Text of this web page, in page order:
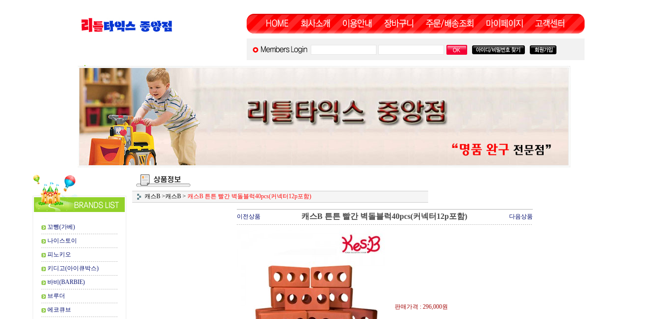
꼬뺑(가베)
나이스토이
피노키오
키디고(아이큐박스)
바비(BARBIE)
브루더
에코큐브
캐스B >캐스B > 캐스B 튼튼 빨간 벽돌블럭40pcs(커넥터12p포함)
이전상품 캐스B 튼튼 빨간 벽돌블럭40pcs(커넥터12p포함) 다음상품
판매가격 : 296,000원